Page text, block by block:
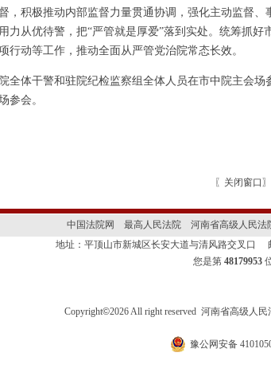
，积极推动内部监督力量贯通协调，强化主动监督、
力从优待警，把“严管就是厚爱”落到实处。统筹抓好
行动等工作，推动全面从严管党治院常态长效。
体干警和驻院纪检监察组全体人员在市中院主会场
参会。
〖 关闭窗口 〗
中国法院网 最高人民法院 河南省高级人民法
地址：平顶山市新城区长安大道与清风路交叉口
您是第 48179953
Copyright©2026 All right reserved 河南省高级人
豫公网安备